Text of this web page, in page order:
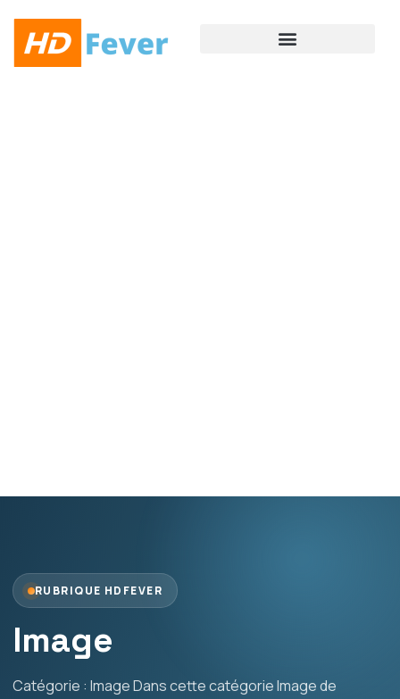
RUBRIQUE HDFEVER
Image
Catégorie : Image Dans cette catégorie Image de